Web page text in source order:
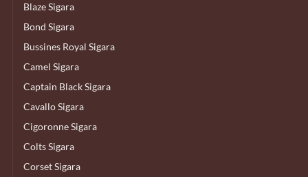
Blaze Sigara
Bond Sigara
Bussines Royal Sigara
Camel Sigara
Captain Black Sigara
Cavallo Sigara
Cigoronne Sigara
Colts Sigara
Corset Sigara